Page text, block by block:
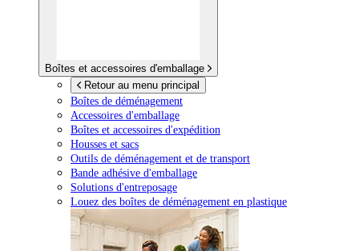
Boîtes et accessoires d'emballage
Retour au menu principal
Boîtes de déménagement
Accessoires d'emballage
Boîtes et accessoires d'expédition
Housses et sacs
Outils de déménagement et de transport
Bande adhésive d'emballage
Solutions d'entreposage
Louez des boîtes de déménagement en plastique